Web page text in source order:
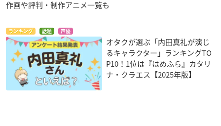
作画や評判・制作アニメ一覧も
ランキング 話題 声優
オタクが選ぶ「内田真礼が演じ
るキャラクター」ランキングTO
P10！1位は『はめふら』カタリ
ナ・クラエス【2025年版】